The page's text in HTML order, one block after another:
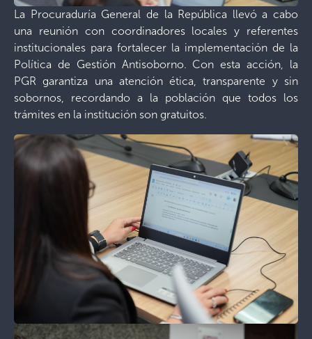
La Procuraduría General de la República llevó a cabo
una reunión con coordinadores locales y referentes
institucionales para fortalecer la implementación de la
Política de Gestión Antisoborno. Con esta acción, la
PGR garantiza una atención ética, transparente y sin
sobornos, recordando a la población que todos los
trámites en la institución son gratuitos.